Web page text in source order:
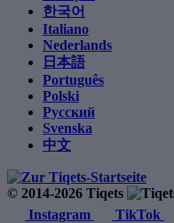
한국어
Italiano
Nederlands
日本語
Português
Polski
Русский
Svenska
中文
© 2014-2026 Tiqets
Instagram
TikTok